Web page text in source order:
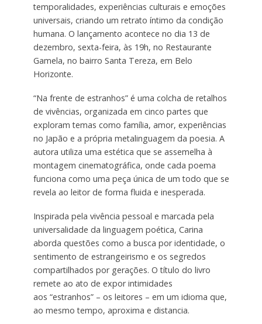
temporalidades, experiências culturais e emoções
universais, criando um retrato íntimo da condição
humana. O lançamento acontece no dia 13 de
dezembro, sexta-feira, às 19h, no Restaurante
Gamela, no bairro Santa Tereza, em Belo
Horizonte.
“Na frente de estranhos” é uma colcha de retalhos
de vivências, organizada em cinco partes que
exploram temas como família, amor, experiências
no Japão e a própria metalinguagem da poesia. A
autora utiliza uma estética que se assemelha à
montagem cinematográfica, onde cada poema
funciona como uma peça única de um todo que se
revela ao leitor de forma fluida e inesperada.
Inspirada pela vivência pessoal e marcada pela
universalidade da linguagem poética, Carina
aborda questões como a busca por identidade, o
sentimento de estrangeirismo e os segredos
compartilhados por gerações. O título do livro
remete ao ato de expor intimidades
aos “estranhos” – os leitores – em um idioma que,
ao mesmo tempo, aproxima e distancia.